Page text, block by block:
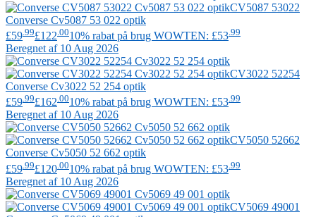
CV5087 53022
Converse Cv5087 53 022 optik
£59 .99£122 .0010% rabat på brug WOWTEN: £53 .99
Beregnet af 10 Aug 2026
CV3022 52254
Converse Cv3022 52 254 optik
£59.99£162.0010% rabat på brug WOWTEN: £53.99
Beregnet af 10 Aug 2026
CV5050 52662
Converse Cv5050 52 662 optik
£59 .99£120 .0010% rabat på brug WOWTEN: £53 .99
Beregnet af 10 Aug 2026
CV5069 49001